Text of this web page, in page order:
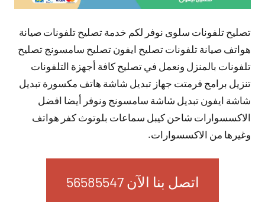
تصليح تلفونات سلوى نوفر لكم خدمة تصليح تلفونات صيانة
هواتف صيانة تلفونات تصليح ايفون تصليح سامسونج تصليح
تلفونات بالمنزل ونعمل في تصليح كافة أجهزة التلفونات
تنزيل برامج فرمتت جهاز تبديل شاشة هاتف مكسورة تبديل
شاشة ايفون تبديل شاشة سامسونج ونوفر أيضا افضل
الاكسسوارات شاحن كيبل سماعات بلوتوث كفر هواتف
وغيرها من الاكسسوارات.
اتصل بنا الآن 56585547